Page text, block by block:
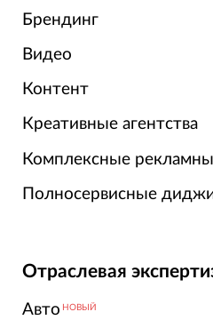
Брендинг
Видео
Контент
Креативные агентства
Комплексные
Полносервисные
Отраслевая
Авто НОВЫЙ